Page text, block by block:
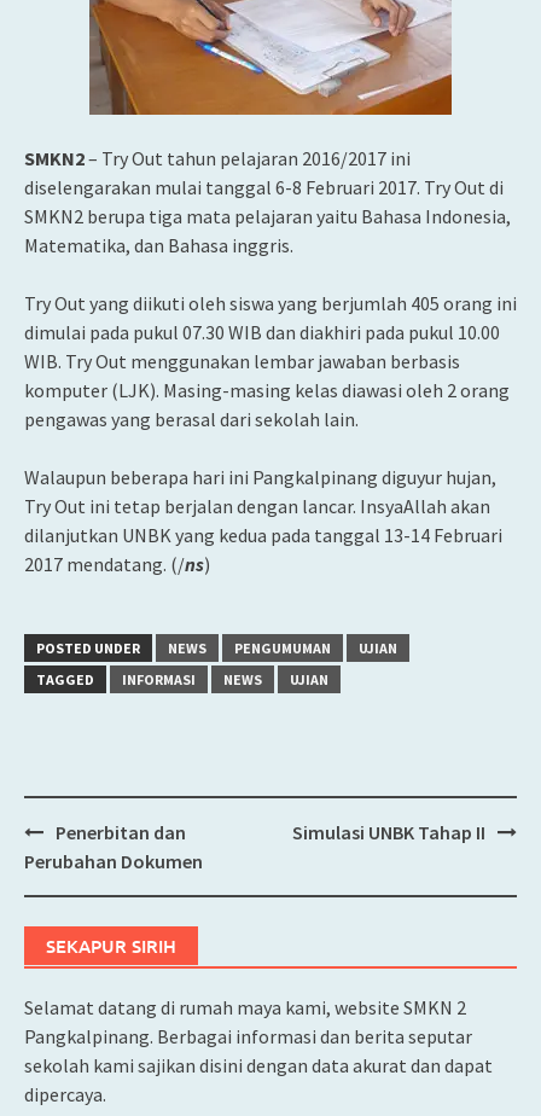
SMKN2– Try Out tahun pelajaran 2016/2017 ini
diselengarakan mulai tanggal 6-8 Februari 2017. Try Out di
SMKN2 berupa tiga mata pelajaran yaitu Bahasa Indonesia,
Matematika, dan Bahasa inggris.
Try Out yang diikuti oleh siswa yang berjumlah 405 orang ini
dimulai pada pukul 07.30 WIB dan diakhiri pada pukul 10.00
WIB. Try Out menggunakan lembar jawaban berbasis
komputer (LJK). Masing-masing kelas diawasi oleh 2 orang
pengawas yang berasal dari sekolah lain.
Walaupun beberapa hari ini Pangkalpinang diguyur hujan,
Try Out ini tetap berjalan dengan lancar. InsyaAllah akan
dilanjutkan UNBK yang kedua pada tanggal 13-14 Februari
2017 mendatang. (/ns)
POSTED UNDER NEWS PENGUMUMAN
UJIAN
TAGGED
INFORMASI NEWS UJIAN
Post
Penerbitan dan
Perubahan Dokumen
Simulasi UNBK Tahap II
SEKAPUR SIRIH
Selamat datang di rumah maya kami, website SMKN 2
Pangkalpinang. Berbagai informasi dan berita seputar
sekolah kami sajikan disini dengan data akurat dan dapat
dipercaya.